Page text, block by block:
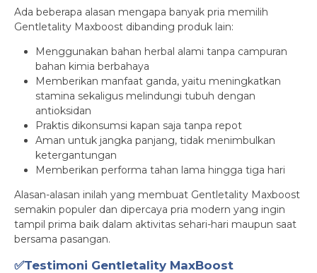
Ada beberapa alasan mengapa banyak pria memilih
Gentletality Maxboost dibanding produk lain:
Menggunakan bahan herbal alami tanpa campuran
bahan kimia berbahaya
Memberikan manfaat ganda, yaitu meningkatkan
stamina sekaligus melindungi tubuh dengan
antioksidan
Praktis dikonsumsi kapan saja tanpa repot
Aman untuk jangka panjang, tidak menimbulkan
ketergantungan
Memberikan performa tahan lama hingga tiga hari
Alasan-alasan inilah yang membuat Gentletality Maxboost
semakin populer dan dipercaya pria modern yang ingin
tampil prima baik dalam aktivitas sehari-hari maupun saat
bersama pasangan.
✅Testimoni Gentletality MaxBoost